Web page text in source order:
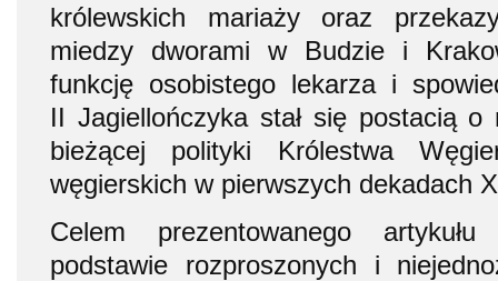
królewskich mariaży oraz
miedzy dworami w Budzie i
funkcję osobistego lekarza i
II Jagiellończyka stał się postacią o
bieżącej polityki Królestwa
węgierskich w pierwszych dekadach
Celem prezentowanego
podstawie rozproszonych i